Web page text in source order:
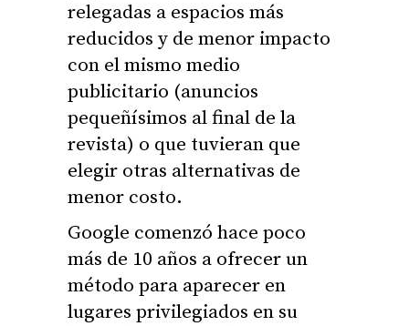
relegadas a espacios más
reducidos y de menor impacto
con el mismo medio
publicitario (anuncios
pequeñísimos al final de la
revista) o que tuvieran que
elegir otras alternativas de
menor costo.
Google comenzó hace poco
más de 10 años a ofrecer un
método para aparecer en
lugares privilegiados en su